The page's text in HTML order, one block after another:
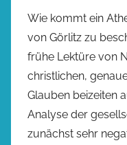
Wie kommt ein
von Görlitz zu
frühe Lektüre von
christlichen,
Glauben beizeiten
Analyse der
zunächst sehr